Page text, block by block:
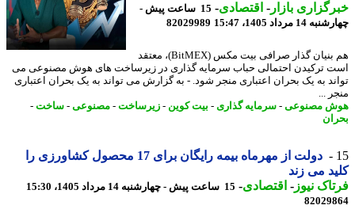
بازار- اقتصادی-
15 ساعت پیش -
مرداد 1405، 15:47
82029989
هم بنیان گذار صرافی بیت مکس (BitMEX)، معتقد
ترکیدن احتمالی حباب سرمایه گذاری در زیرساخت های هوش مصنوعی می
به یک بحران اعتباری منجر شود. - به گزارش می تواند به یک بحران اعتباری
...
مصنوعی-سرمایه گذاری- بیت کوین-زیرساخت-مصنوعی-ساخت-
دولت از مهرماه بیمه رایگان برای 17 محصول کشاورزی را
می زند
نیوز-اقتصادی-15 ساعت پیش - چهارشنبه 14 مرداد 1405، 15:30